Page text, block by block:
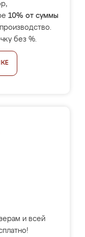
10% от суммы
без %.
и всей